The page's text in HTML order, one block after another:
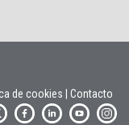
de cookies Contacto